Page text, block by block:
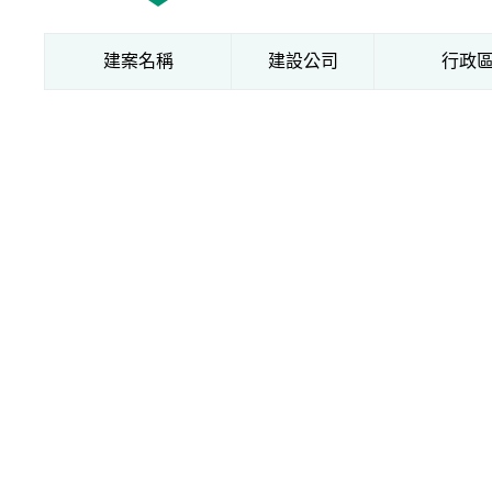
建案名稱 建設公司 行政